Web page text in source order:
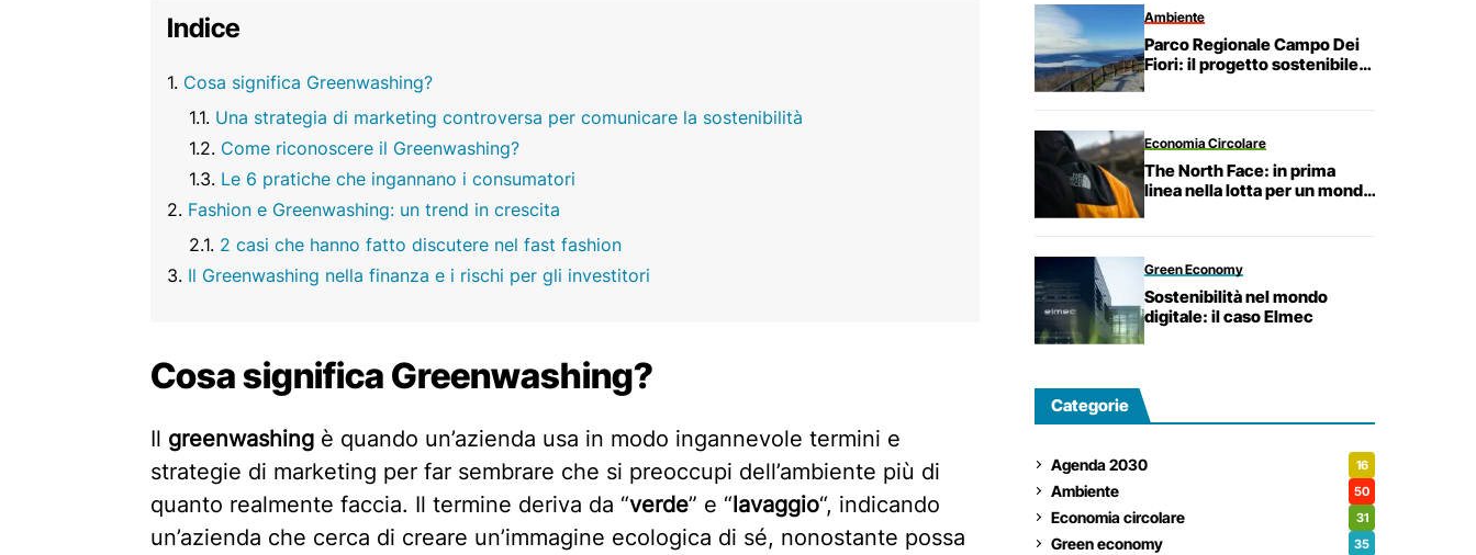
Indice
Cosa significa Greenwashing?
Una strategia di marketing controversa per comunicare la sostenibilità
Come riconoscere il Greenwashing?
Le 6 pratiche che ingannano i consumatori
Fashion e Greenwashing: un trend in crescita
2 casi che hanno fatto discutere nel fast fashion
Il Greenwashing nella finanza e i rischi per gli investitori
Cosa significa Greenwashing?
Il greenwashing è quando un’azienda usa in modo ingannevole termini e
strategie di marketing per far sembrare che si preoccupi dell’ambiente più di
quanto realmente faccia. Il termine deriva da “verde” e “lavaggio“, indicando
un’azienda che cerca di creare un’immagine ecologica di sé, nonostante possa
Ambiente
Parco Regionale Campo Dei
Fiori: il progetto sostenibile
Economia Circolare
The North Face: in prima
linea nella lotta per un mondo
Green Economy
Sostenibilità nel mondo
digitale: il caso Elmec
Categorie
Agenda 2030 16
Ambiente 50
Economia circolare 31
Green economy 35